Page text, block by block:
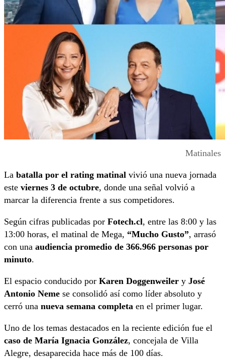
Matinales
La batalla por el rating matinal vivió una nueva jornada
este viernes 3 de octubre, donde una señal volvió a
marcar la diferencia frente a sus competidores.
Según cifras publicadas por Fotech.cl, entre las 8:00 y las
13:00 horas, el matinal de Mega, “Mucho Gusto”, arrasó
con una audiencia promedio de 366.966 personas por
minuto.
El espacio conducido por Karen Doggenweiler y José
Antonio Neme se consolidó así como líder absoluto y
cerró una nueva semana completa en el primer lugar.
Uno de los temas destacados en la reciente edición fue el
caso de María Ignacia González, concejala de Villa
Alegre, desaparecida hace más de 100 días.